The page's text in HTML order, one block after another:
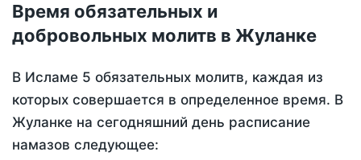
Время обязательных и
добровольных молитв в Жуланке
В Исламе 5 обязательных молитв, каждая из
которых совершается в определенное время. В
Жуланке на сегодняшний день расписание
намазов следующее: